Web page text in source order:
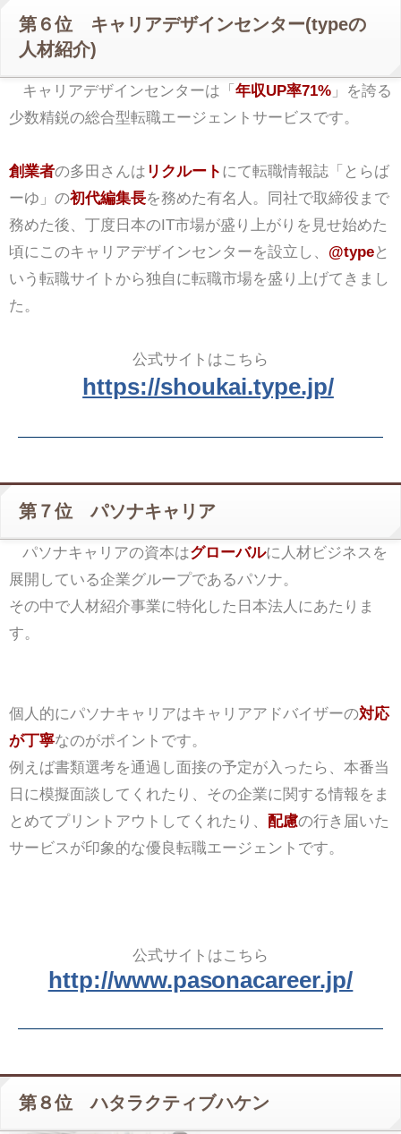
第６位 キャリアデザインセンター(typeの
人材紹介)
キャリアデザインセンターは「 年収UP率71%」を誇る
少数精鋭の総合型転職エージェントサービスです。
創業者の多田さんは リクルート にて転職情報誌「とらば
ーゆ」の初代編集長を務めた有名人。同社で取締役まで
務めた後、丁度日本のIT市場が盛り上がりを見せ始めた
頃にこのキャリアデザインセンターを設立し、 @typeと
いう転職サイトから独自に転職市場を盛り上げてきまし
た。
公式サイトはこちら
https://shoukai.type.jp/
第７位 パソナキャリア
パソナキャリアの資本はグローバルに人材ビジネスを
展開している企業グループであるパソナ。
その中で人材紹介事業に特化した日本法人にあたりま
す。
個人的にパソナキャリアはキャリアアドバイザーの対応
が丁寧なのがポイントです。
例えば書類選考を通過し面接の予定が入ったら、本番当
日に模擬面談してくれたり、その企業に関する情報をま
とめてプリントアウトしてくれたり、 配慮の行き届いた
サービスが印象的な優良転職エージェントです。
公式サイトはこちら
http://www.pasonacareer.jp/
第８位 ハタラクティブハケン